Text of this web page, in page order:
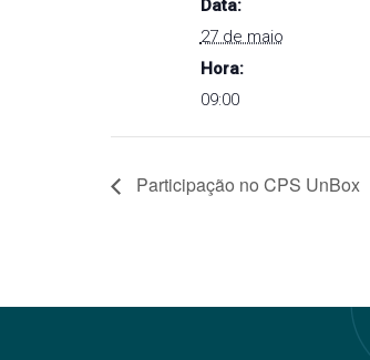
Data:
27 de maio
Hora:
09:00
Participação no CPS UnBox